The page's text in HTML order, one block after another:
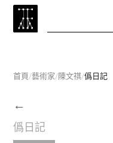
首頁/藝術家/陳文祺/僞日記
←
僞日記